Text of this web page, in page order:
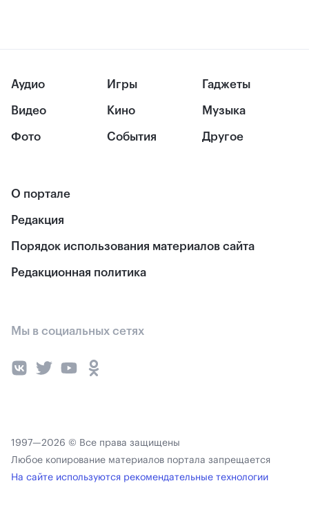
Аудио
Видео
Фото
Игры
Кино
События
Гаджеты
Музыка
Другое
О портале
Редакция
Порядок использования материалов сайта
Редакционная политика
Мы в социальных сетях
1997—2026 © Все права защищены
Любое копирование материалов портала запрещается
На сайте используются рекомендательные технологии